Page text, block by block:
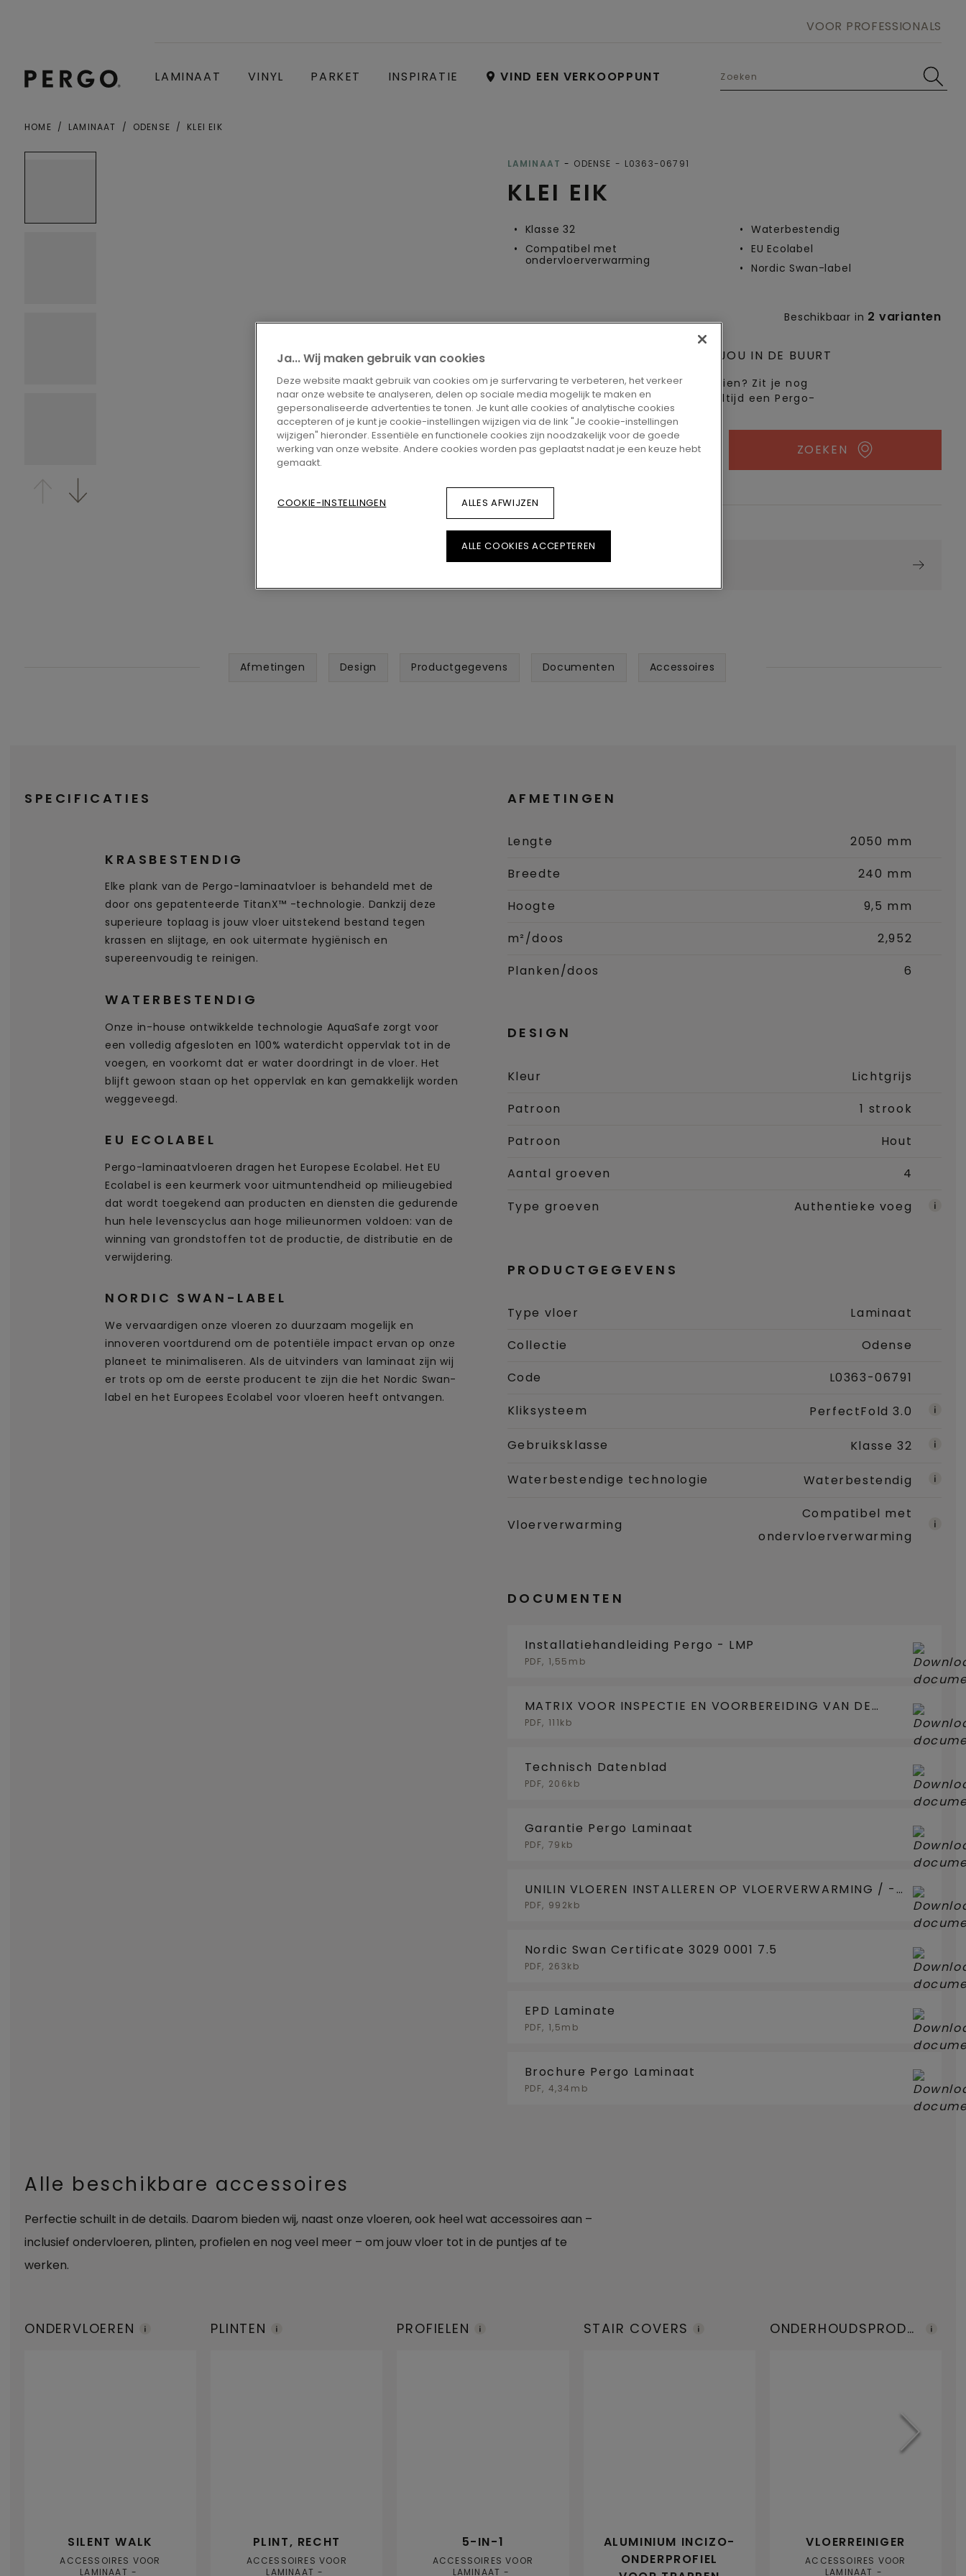
LAMINAAT VINYL PARKET INSPIRATIE VIND EEN VERKOOPPUNT
VOOR PROFESSIONALS
HOME LAMINAAT ODENSE KLEI EIK
Open image in lightbox
KLEI EIK
LAMINAAT ODENSE L0363-06791
Klasse 32
Compatibel met
ondervloerverwarming
Waterbestendig
EU Ecolabel
Nordic Swan-label
Beschikbaar in 2 varianten
ZOEK EEN VERKOOPPUNT BIJ JOU IN DE BUURT
Wil je deze vloer graag in het echt zien? Zit je nog
met vragen? Geen probleem! Er is altijd een Pergo-
verdeler in de buurt.
ZOEKEN
Bekijk in je kamer
Afmetingen Design Productgegevens Documenten Accessoires
SPECIFICATIES
KRASBESTENDIG
Elke plank van de Pergo-laminaatvloer is behandeld met de
door ons gepatenteerde TitanX™ -technologie. Dankzij deze
superieure toplaag is jouw vloer uitstekend bestand tegen
krassen en slijtage, en ook uitermate hygiënisch en
supereenvoudig te reinigen.
WATERBESTENDIG
Onze in-house ontwikkelde technologie AquaSafe zorgt voor
een volledig afgesloten en 100% waterdicht oppervlak tot in de
voegen, en voorkomt dat er water doordringt in de vloer. Het
blijft gewoon staan op het oppervlak en kan gemakkelijk worden
weggeveegd.
EU ECOLABEL
Pergo-laminaatvloeren dragen het Europese Ecolabel. Het EU
Ecolabel is een keurmerk voor uitmuntendheid op milieugebied
dat wordt toegekend aan producten en diensten die gedurende
hun hele levenscyclus aan hoge milieunormen voldoen: van de
winning van grondstoffen tot de productie, de distributie en de
verwijdering.
NORDIC SWAN-LABEL
We vervaardigen onze vloeren zo duurzaam mogelijk en
innoveren voortdurend om de potentiële impact ervan op onze
planeet te minimaliseren. Als de uitvinders van laminaat zijn wij
er trots op om de eerste producent te zijn die het Nordic Swan-
label en het Europees Ecolabel voor vloeren heeft ontvangen.
AFMETINGEN
Lengte
2050 mm
Breedte
240 mm
Hoogte
9,5 mm
m²/doos
2,952
Planken/doos
6
DESIGN
Kleur
Lichtgrijs
Patroon
1 strook
Patroon
Hout
Aantal groeven
4
Type groeven
Authentieke voeg
PRODUCTGEGEVENS
Type vloer
Laminaat
Collectie
Odense
Code
L0363-06791
Kliksysteem
PerfectFold 3.0
Gebruiksklasse Klasse 32
Waterbestendige technologie Waterbestendig
Vloerverwarming
Compatibel met
ondervloerverwarming
DOCUMENTEN
Installatiehandleiding Pergo - LMP
PDF, 1,55mb
MATRIX VOOR INSPECTIE EN VOORBEREIDING VAN DE
BASISVLOER
PDF, 111kb
Technisch Datenblad
PDF, 206kb
Garantie Pergo Laminaat
PDF, 79kb
UNILIN VLOEREN INSTALLEREN OP VLOERVERWARMING / -
KOELING (BE)
PDF, 992kb
Nordic Swan Certificate 3029 0001 7.5
PDF, 263kb
EPD Laminate
PDF, 1,5mb
Brochure Pergo Laminaat
PDF, 4,34mb
Alle beschikbare accessoires
Perfectie schuilt in de details. Daarom bieden wij, naast onze vloeren, ook heel wat accessoires aan –
inclusief ondervloeren, plinten, profielen en nog veel meer – om jouw vloer tot in de puntjes af te
werken.
ONDERVLOEREN
SILENT WALK
ACCESSOIRES VOOR
LAMINAAT
PLINTEN
PLINT, RECHT
ACCESSOIRES VOOR
LAMINAAT
PROFIELEN
5-IN-1
ACCESSOIRES VOOR
LAMINAAT
STAIR COVERS
ALUMINIUM INCIZO-
ONDERPROFIEL
ONDERHOUDSPRODU
VLOERREINIGER
ACCESSOIRES VOOR
LAMINAAT
Ja... Wij maken gebruik van cookies
Deze website maakt gebruik van cookies om je surfervaring te verbeteren, het verkeer
naar onze website te analyseren, delen op sociale media mogelijk te maken en
gepersonaliseerde advertenties te tonen. Je kunt alle cookies of analytische cookies
accepteren of je kunt je cookie-instellingen wijzigen via de link "Je cookie-instellingen
wijzigen" hieronder. Essentiële en functionele cookies zijn noodzakelijk voor de goede
werking van onze website. Andere cookies worden pas geplaatst nadat je een keuze hebt
gemaakt.
COOKIE-INSTELLINGEN ALLES AFWIJZEN
ALLE COOKIES ACCEPTEREN